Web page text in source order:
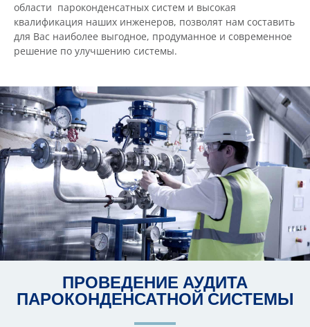
области пароконденсатных систем и высокая
квалификация наших инженеров, позволят нам составить
для Вас наиболее выгодное, продуманное и современное
решение по улучшению системы.
ПРОВЕДЕНИЕ АУДИТА
ПАРОКОНДЕНСАТНОЙ СИСТЕМЫ